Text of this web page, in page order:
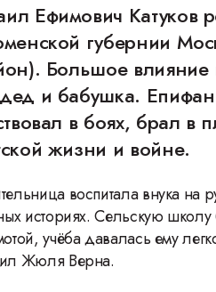
Ефимович Катуков
губернии
Большое влияние
и бабушка.
в боях, брал в
жизни и войне.
воспитала внука на
историях. Сельскую
учёба давалась ему
Жюля Верна.